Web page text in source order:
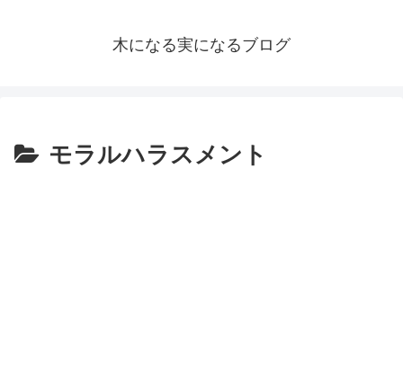
木になる実になるブログ
モラルハラスメント